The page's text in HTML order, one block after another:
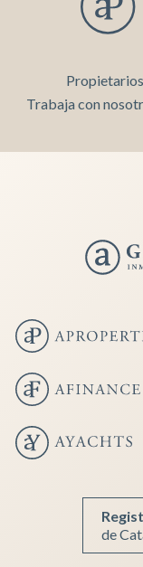
Propietarios
Trabaja con
de